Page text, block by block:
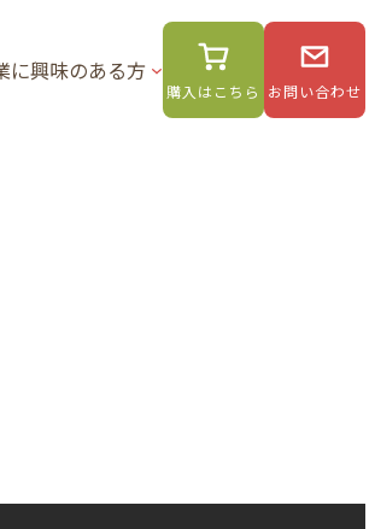
に興味のある方
購入はこちら お問い合わせ